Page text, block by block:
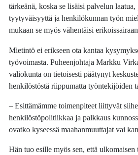
tärkeänä, koska se lisäisi palvelun
tyytyväisyyttä ja henkilökunnan työn
mukaan se myös vähentäisi
Mietintö ei erikseen ota kantaa
työvoimasta. Puheenjohtaja Markku
valiokunta on tietoisesti päätynyt
henkilöstöstä riippumatta työntekijöiden
– Esittämämme toimenpiteet liittyvät
henkilöstöpolitiikkaa ja palkkaus
ovatko kyseessä maahanmuuttajat vai
Hän tuo esille myös sen, että